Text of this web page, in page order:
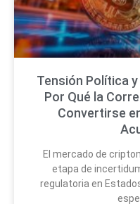
Tensión Política
Por Qué la
Convertirse
El mercado de
etapa de
regulatoria en